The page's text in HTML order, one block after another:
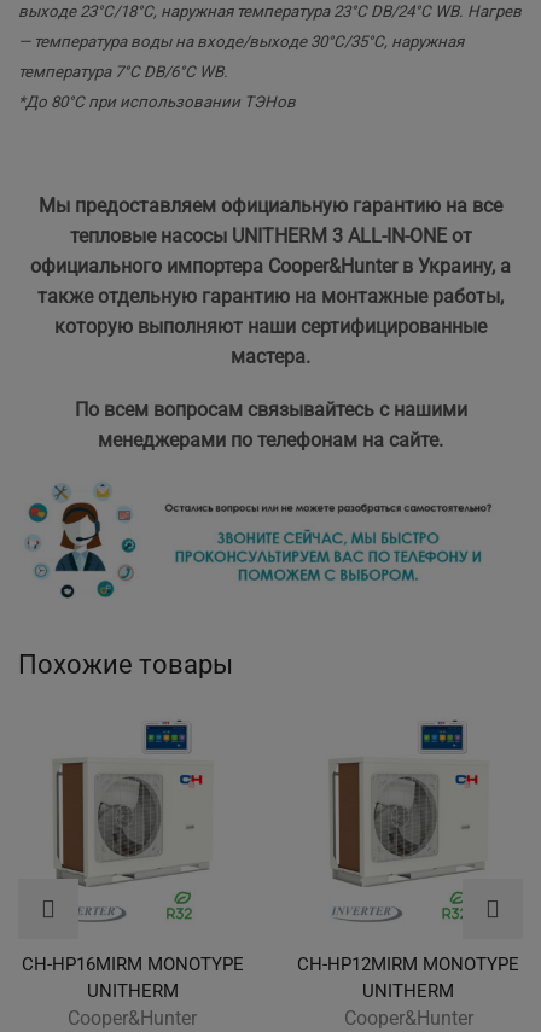
выходе 23°С/18°С, наружная температура 23°С DB/24°C WB. Нагрев
— температура воды на входе/выходе 30°С/35°С, наружная
температура 7°С DB/6°C WB.
*До 80°С при использовании ТЭНов
Мы предоставляем официальную гарантию на все
тепловые насосы UNITHERM 3 ALL-IN-ONE от
официального импортера Cooper&Hunter в Украину, а
также отдельную гарантию на монтажные работы,
которую выполняют наши сертифицированные
мастера.
По всем вопросам связывайтесь с нашими
менеджерами по телефонам на сайте.
Похожие товары
CH-HP16MIRM MONOTYPE
UNITHERM
Cooper&Hunter
CH-HP12MIRM MONOTYPE
UNITHERM
Cooper&Hunter